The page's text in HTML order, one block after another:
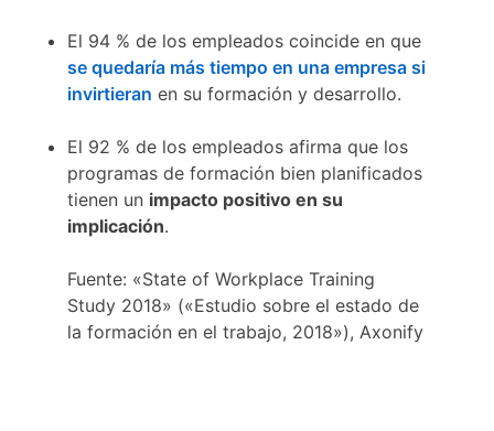
El 94 % de los empleados coincide en que
se quedaría más tiempo en una empresa si
invirtieran en su formación y desarrollo.
El 92 % de los empleados afirma que los
programas de formación bien planificados
tienen un impacto positivo en su
implicación.
Fuente: «State of Workplace Training
Study 2018» («Estudio sobre el estado de
la formación en el trabajo, 2018»), Axonify